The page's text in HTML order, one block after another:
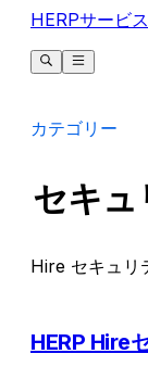
HERPサービ
カテゴリー
セキュ
Hire セキュリ
HERP Hire